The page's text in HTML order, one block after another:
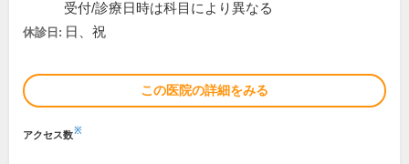
受付/診療日時は科目により異なる
休診日: 日、祝
この医院の詳細をみる
アクセス数※